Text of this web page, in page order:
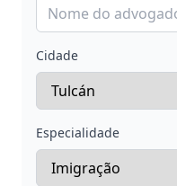
Cidade
Especialidade